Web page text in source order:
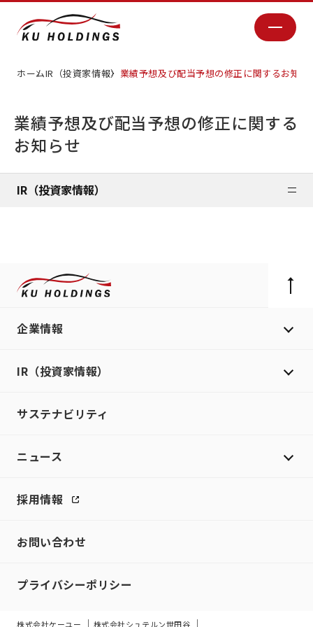
ホームIR（投資家情報） 業績予想及び配当予想の修正に関するお知ら
業績予想及び配当予想の修正に関する
お知らせ
IR（投資家情報）
企業情報
IR（投資家情報）
サステナビリティ
ニュース
採用情報
お問い合わせ
プライバシーポリシー
株式会社ケーユー 株式会社シュテルン世田谷